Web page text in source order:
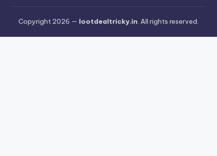
Copyright 2026 — lootdealtricky.in. All rights reserved.